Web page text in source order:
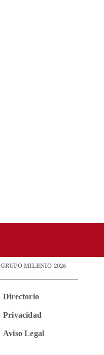
MILENIO 2026
Directorio
Privacidad
Aviso Legal